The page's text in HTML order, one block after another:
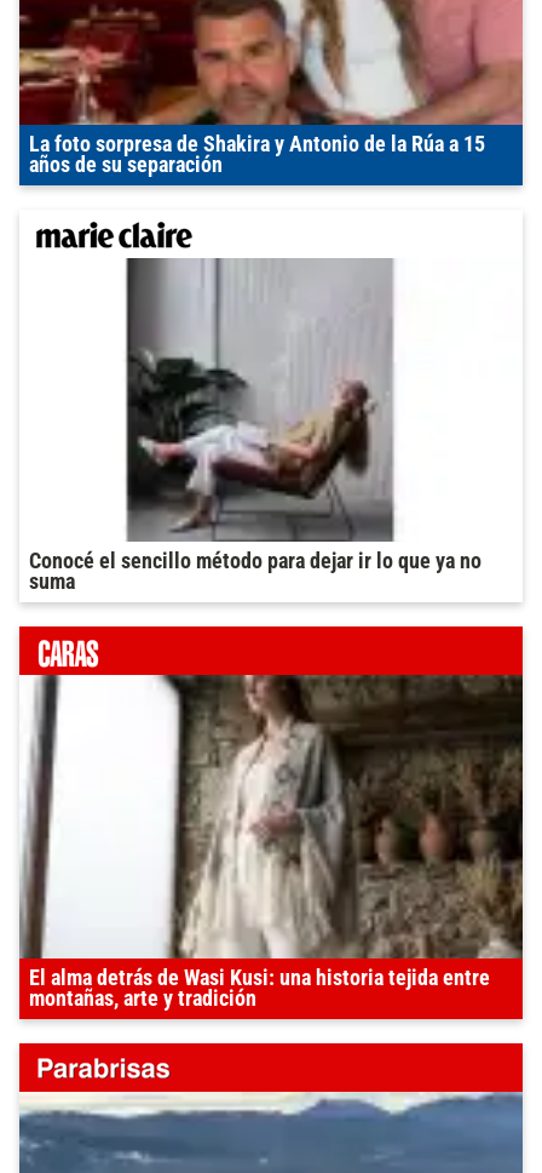
La foto sorpresa de Shakira y Antonio de la Rúa a 15
años de su separación
Conocé el sencillo método para dejar ir lo que ya no
suma
El alma detrás de Wasi Kusi: una historia tejida entre
montañas, arte y tradición